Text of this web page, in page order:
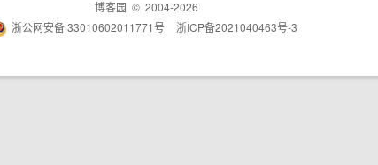
博客园 © 2004-2026
浙公网安备 33010602011771号
浙ICP备2021040463号-3